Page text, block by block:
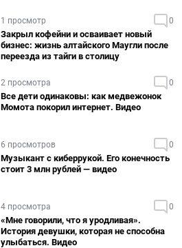
1 просмотр 0
Закрыл кофейни и осваивает новый
бизнес: жизнь алтайского Маугли после
переезда из тайги в столицу
2 просмотра 0
Все дети одинаковы: как медвежонок
Момота покорил интернет. Видео
6 просмотров 0
Музыкант с киберрукой. Его конечность
стоит 3 млн рублей — видео
4 просмотра 0
«Мне говорили, что я уродливая».
История девушки, которая не способна
улыбаться. Видео